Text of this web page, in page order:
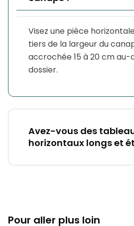
Visez une pièce
tiers de la largeur du
accrochée 15 à 20 cm au-
dossier.
Avez-vous des
horizontaux longs et
Pour aller plus loin